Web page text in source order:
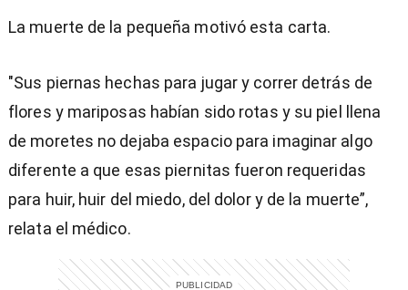
La muerte de la pequeña motivó esta carta.
"Sus piernas hechas para jugar y correr detrás de
flores y mariposas habían sido rotas y su piel llena
de moretes no dejaba espacio para imaginar algo
diferente a que esas piernitas fueron requeridas
para huir, huir del miedo, del dolor y de la muerte”,
relata el médico.